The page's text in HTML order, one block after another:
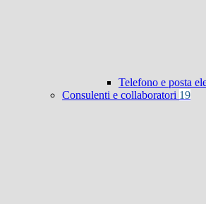
Telefono e posta
Consulenti e collaboratori 19